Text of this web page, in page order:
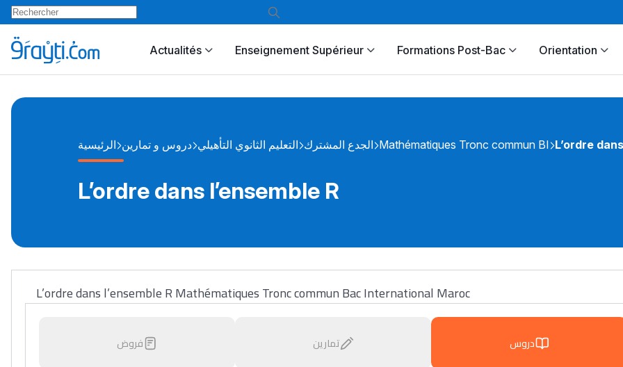
Actualités Enseignement Supérieur Formations Post-Bac Orientation
الرئيسية دروس و تمارين التعليم الثانوي التأهيلي الجدع المشترك Mathématiques Tronc commun BI L’ordre
L’ordre dans l’ensemble R
L’ordre dans l’ensemble R Mathématiques Tronc commun Bac International Maroc
دروس تمارين فروض